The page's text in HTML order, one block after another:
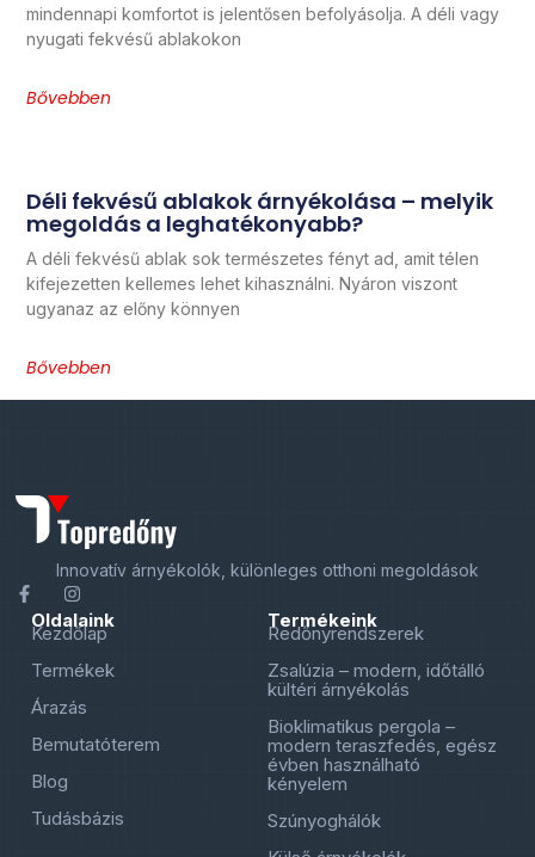
mindennapi komfortot is jelentősen befolyásolja. A déli vagy
nyugati fekvésű ablakokon
Bővebben
Déli fekvésű ablakok árnyékolása – melyik
megoldás a leghatékonyabb?
A déli fekvésű ablak sok természetes fényt ad, amit télen
kifejezetten kellemes lehet kihasználni. Nyáron viszont
ugyanaz az előny könnyen
Bővebben
Innovatív árnyékolók, különleges otthoni megoldások
Oldalaink
Kezdőlap
Termékek
Árazás
Bemutatóterem
Blog
Tudásbázis
Termékeink
Redőnyrendszerek
Zsalúzia – modern, időtálló
kültéri árnyékolás
Bioklimatikus pergola –
modern teraszfedés, egész
évben használható
kényelem
Szúnyoghálók